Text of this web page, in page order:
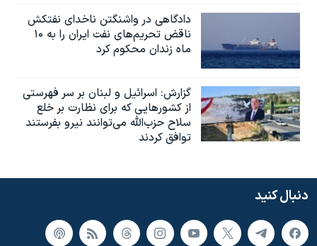
دادگاهی در واشنگتن ناخدای نفتکش
ناقض تحریم‌های نفت ایران را به ۱۰
ماه زندان محکوم کرد
گزارش‌: اسرائيل و لبنان بر سر فهرستی
از کشورهایی که برای نظارت بر خلع
سلاح حزب‌الله می‌توانند نیرو بفرستند
توافق کردند
دنبال کنید